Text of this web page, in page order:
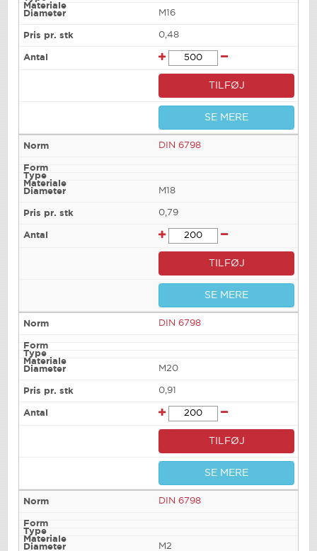
M16
0,48
TILFØJ
SE MERE
DIN 6798
M18
0,79
TILFØJ
SE MERE
DIN 6798
M20
0,91
TILFØJ
SE MERE
DIN 6798
M2